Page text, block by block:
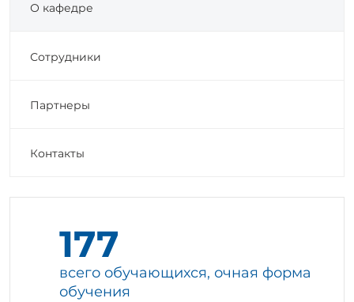
О кафедре
Сотрудники
Партнеры
Контакты
177
всего обучающихся, очная форма
обучения